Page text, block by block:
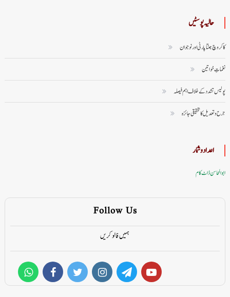
حالیہ پوسٹیں
کاکروچ جنتا پارٹی اور نوجوان
نغماتِ خواتین
پولیس تشدد کے خلاف اہم فیصلہ
جرح و تعدیل کا تحقیقی جائزہ
اعداد وشمار
ابوالمحاسن ڈاٹ کام
Follow Us
ہمیں فالو کریں